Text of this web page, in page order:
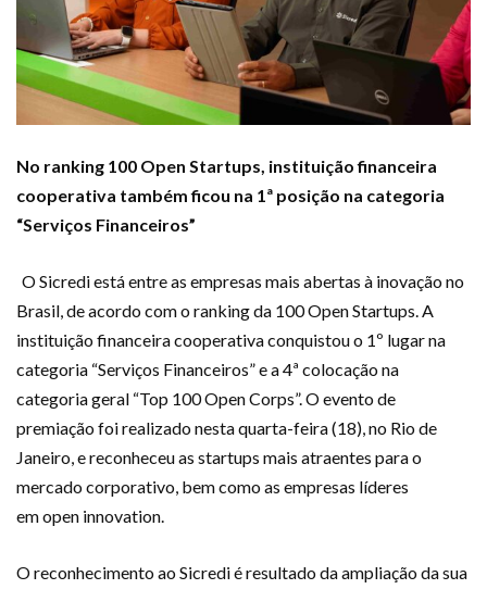
No ranking 100 Open Startups, instituição financeira
cooperativa também ficou na 1ª posição na categoria
“Serviços Financeiros”
O Sicredi está entre as empresas mais abertas à inovação no
Brasil, de acordo com o ranking da 100 Open Startups. A
instituição financeira cooperativa conquistou o 1º lugar na
categoria “Serviços Financeiros” ea4ª colocaçãona
categoria geral “Top 100Open Corps”.O eventode
premiação foi realizado nesta quarta-feira (18),no Rio de
Janeiro,ereconheceuas startups mais atraentes para o
mercado corporativo, bem como as empresas líderes
emopen innovation.
O reconhecimento ao Sicredi é resultado da ampliação da sua